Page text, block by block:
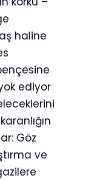
haline
ediyor
Göz
ve